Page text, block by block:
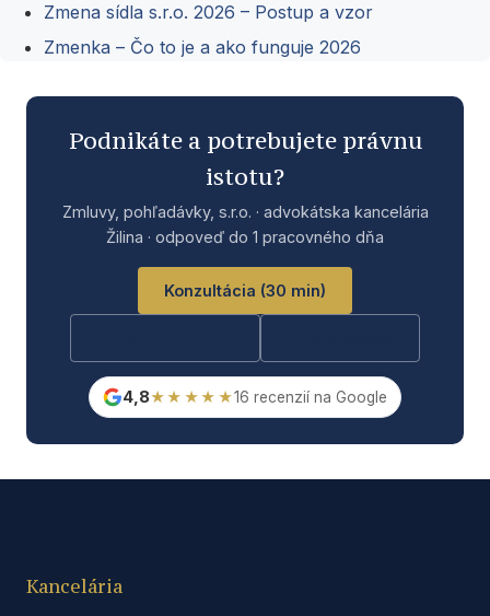
Zmena sídla s.r.o. 2026 – Postup a vzor
Zmenka – Čo to je a ako funguje 2026
Podnikáte a potrebujete právnu
istotu?
Zmluvy, pohľadávky, s.r.o. · advokátska kancelária
Žilina · odpoveď do 1 pracovného dňa
Konzultácia (30 min)
4,8★★★★★16 recenzií na Google
Kancelária